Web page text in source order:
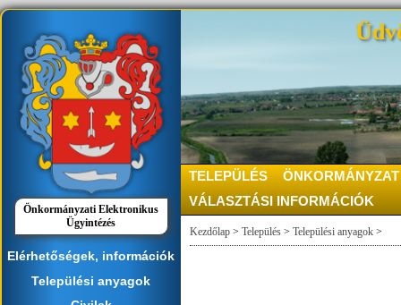
Önkormányzati Elektronikus
Ügyintézés
Elérhetőségek, információk
Települési anyagok
TELEPÜLÉS
ÖNKORMÁNYZAT
VÁLASZTÁSI INFORMÁCIÓK
Kezdőlap > Település > Települési anyagok >